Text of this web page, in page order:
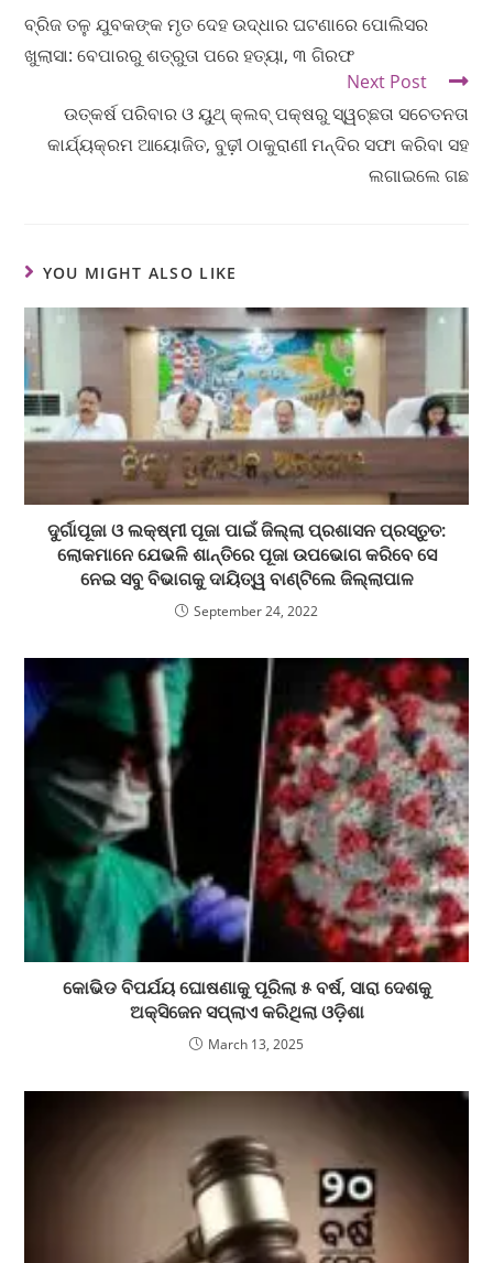
ବ୍ରିଜ ତଳୁ ଯୁବକଙ୍କ ମୃତ ଦେହ ଉଦ୍ଧାର ଘଟଣାରେ ପୋଲିସର
ଖୁଲାସା: ବେପାରରୁ ଶତ୍ରୁତା ପରେ ହତ୍ୟା, ୩ ଗିରଫ
Next Post
ଉତ୍କର୍ଷ ପରିବାର ଓ ୟୁଥ୍ କ୍ଲବ୍ ପକ୍ଷରୁ ସ୍ୱଚ୍ଛତା ସଚେତନତା
କାର୍ଯ୍ୟକ୍ରମ ଆୟୋଜିତ, ବୁଢ଼ୀ ଠାକୁରାଣୀ ମନ୍ଦିର ସଫା କରିବା ସହ
ଲଗାଇଲେ ଗଛ
YOU MIGHT ALSO LIKE
ଦୁର୍ଗାପୂଜା ଓ ଲକ୍ଷ୍ମୀ ପୂଜା ପାଇଁ ଜିଲ୍ଲା ପ୍ରଶାସନ ପ୍ରସ୍ତୁତ:
ଲୋକମାନେ ଯେଭଳି ଶାନ୍ତିରେ ପୂଜା ଉପଭୋଗ କରିବେ ସେ
ନେଇ ସବୁ ବିଭାଗକୁ ଦାୟିତ୍ୱ ବାଣ୍ଟିଲେ ଜିଲ୍ଲାପାଳ
September 24, 2022
କୋଭିଡ ବିପର୍ଯୟ ଘୋଷଣାକୁ ପୂରିଲା ୫ ବର୍ଷ, ସାରା ଦେଶକୁ
ଅକ୍ସିଜେନ ସପ୍ଲାଏ କରିଥିଲା ଓଡ଼ିଶା
March 13, 2025